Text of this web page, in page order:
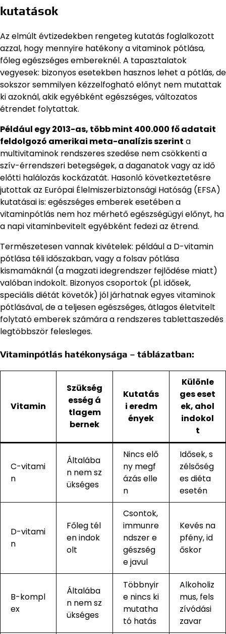
kutatások
Az elmúlt évtizedekben rengeteg kutatás foglalkozott
azzal, hogy mennyire hatékony a vitaminok pótlása,
főleg egészséges embereknél. A tapasztalatok
vegyesek: bizonyos esetekben hasznos lehet a pótlás, de
sokszor semmilyen kézzelfogható előnyt nem mutattak
ki azoknál, akik egyébként egészséges, változatos
étrendet folytattak.
Például egy 2013-as, több mint 400.000 fő adatait
feldolgozó amerikai meta-analízis szerint a
multivitaminok rendszeres szedése nem csökkenti a
szív-érrendszeri betegségek, a daganatok vagy az idő
előtti halálozás kockázatát. Hasonló következtetésre
jutottak az Európai Élelmiszerbiztonsági Hatóság (EFSA)
kutatásai is: egészséges emberek esetében a
vitaminpótlás nem hoz mérhető egészségügyi előnyt, ha
a napi vitaminbevitelt egyébként fedezi az étrend.
Természetesen vannak kivételek: például a D-vitamin
pótlása téli időszakban, vagy a folsav pótlása
kismamáknál (a magzati idegrendszer fejlődése miatt)
valóban indokolt. Bizonyos csoportok (pl. idősek,
speciális diétát követők) jól járhatnak egyes vitaminok
pótlásával, de a teljesen egészséges, átlagos életvitelt
folytató emberek számára a rendszeres tablettaszedés
legtöbbször felesleges.
Vitaminpótlás hatékonysága – táblázatban:
Vitamin
Szükség
esség á
tlagem
bernek
Kutatás
i eredm
ények
Különle
ges eset
ek, ahol
indokol
t
C-vitami
n
Általába
n nem sz
ükséges
Nincs elő
ny megf
ázás elle
n
Idősek, s
zélsőség
es diéta
esetén
D-vitami
n
Főleg tél
en indok
olt
Csontok,
immunre
ndszer e
gészség
e javul
Kevés na
pfény, id
őskor
B-kompl
ex
Általába
n nem sz
ükséges
Többnyir
e nincs ki
mutatha
tó hatás
Alkoholiz
mus, fels
zívódási
zavar